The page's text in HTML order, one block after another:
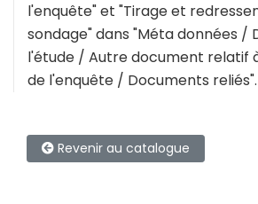
l'enquête" et "Tirage et
sondage" dans "Méta données /
l'étude / Autre document relatif
de l'enquête / Documents reliés".
Revenir au catalogue